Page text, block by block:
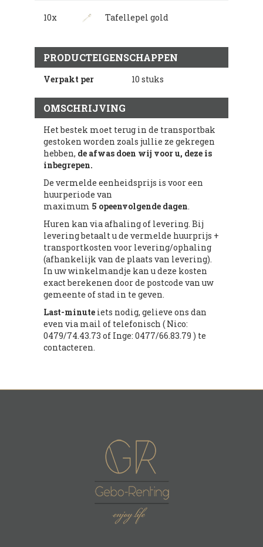
10x Tafellepel gold
PRODUCTEIGENSCHAPPEN
Verpakt per 10 stuks
OMSCHRIJVING
Het bestek moet terug in de transportbak
gestoken worden zoals jullie ze gekregen
hebben, de afwas doen wij voor u, deze is
inbegrepen.
De vermelde eenheidsprijs is voor een
huurperiode van
maximum 5 opeenvolgende dagen.
Huren kan via afhaling of levering. Bij
levering betaalt u de vermelde huurprijs +
transportkosten voor levering/ophaling
(afhankelijk van de plaats van levering).
In uw winkelmandje kan u deze kosten
exact berekenen door de postcode van uw
gemeente of stad in te geven.
Last-minute iets nodig, gelieve ons dan
even via mail of telefonisch ( Nico:
0479/74.43.73 of Inge: 0477/66.83.79 ) te
contacteren.